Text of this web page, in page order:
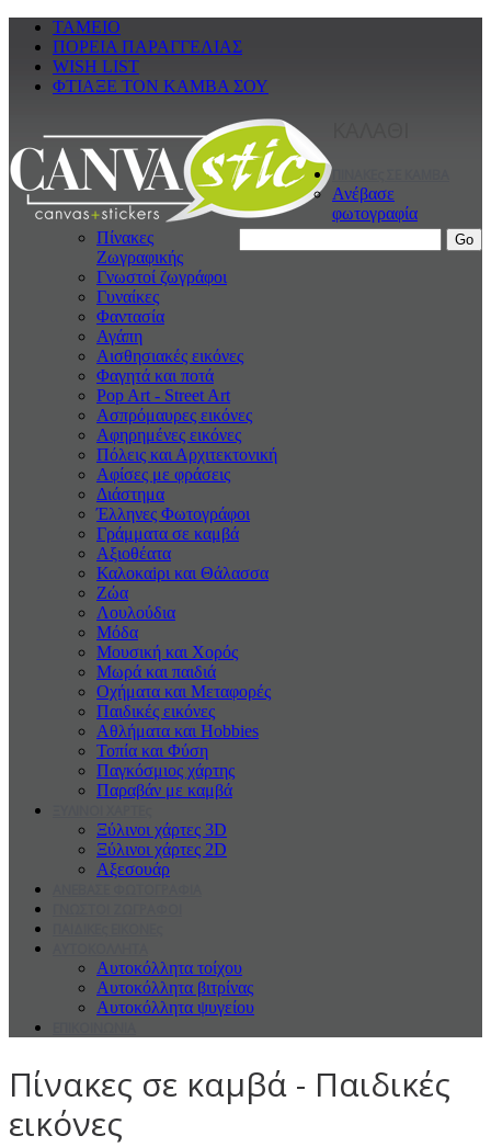
ΤΑΜΕΙΟ
ΠΟΡΕΙΑ ΠΑΡΑΓΓΕΛΙΑΣ
WISH LIST
ΦΤΙΑΞΕ ΤΟΝ ΚΑΜΒΑ ΣΟΥ
Ανέβασε
φωτογραφία
Πίνακες
Ζωγραφικής
Γνωστοί ζωγράφοι
Γυναίκες
Φαντασία
Αγάπη
Αισθησιακές εικόνες
Φαγητά και ποτά
Pop Art - Street Art
Ασπρόμαυρες εικόνες
Αφηρημένες εικόνες
Πόλεις και Αρχιτεκτονική
Αφίσες με φράσεις
Διάστημα
Έλληνες Φωτογράφοι
Γράμματα σε καμβά
Αξιοθέατα
Καλοκαiρι και Θάλασσα
Ζώα
Λουλούδια
Μόδα
Μουσική και Χορός
Μωρά και παιδιά
Οχήματα και Μεταφορές
Παιδικές εικόνες
Αθλήματα και Hobbies
Τοπία και Φύση
Παγκόσμιος χάρτης
Παραβάν με καμβά
Ξύλινοι χάρτες 3D
Ξύλινοι χάρτες 2D
Αξεσουάρ
Αυτοκόλλητα τοίχου
Αυτοκόλλητα βιτρίνας
Αυτοκόλλητα ψυγείου
Πίνακες σε καμβά - Παιδικές
εικόνες